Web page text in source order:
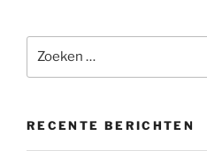
naar:
RECENTE BERICHTEN